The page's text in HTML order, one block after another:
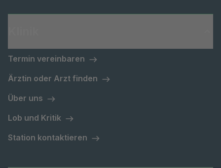
Termin vereinbaren
Ärztin oder Arzt finden
Über uns
Lob und Kritik
Station kontaktieren